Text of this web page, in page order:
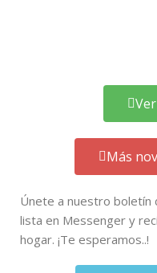
Más
Únete a nuestro boletín
lista en Messenger y
hogar. ¡Te esperamos..!